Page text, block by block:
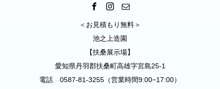
＜お見積もり無料＞
池之上造園
【扶桑展示場】
愛知県丹羽郡扶桑町高雄字宮島25-1
電話 0587-81-3255（営業時間9:00−17:00）